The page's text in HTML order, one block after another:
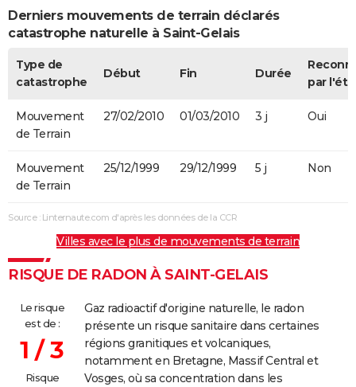
Derniers mouvements de terrain déclarés
catastrophe naturelle à Saint-Gelais
Type de
catastrophe
Début Fin Durée
par
Mouvement
de Terrain
27/02/2010 01/03/2010 3 j Oui
Mouvement
de Terrain
25/12/1999 29/12/1999 5 j Non
Source : Linternaute.com d'après les données de la CCR
Villes avec le plus de mouvements de terrain
RISQUE DE RADON À SAINT-GELAIS
Le risque
est de :
1 / 3
Risque
Gaz radioactif d'origine naturelle, le radon
présente un risque sanitaire dans certaines
régions granitiques et volcaniques,
notamment en Bretagne, Massif Central et
Vosges, où sa concentration dans les